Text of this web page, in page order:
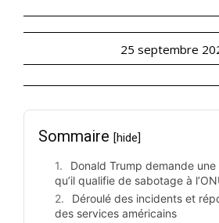
25 septembre
Sommaire [hide]
Donald Trump demande
qu’il qualifie de sabotage à
Déroulé des incidents et
des services américains